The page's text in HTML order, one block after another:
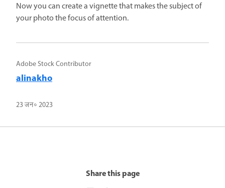
Now you can create a vignette that makes the subject of
your photo the focus of attention.
Adobe Stock Contributor
alinakho
23 जन॰ 2023
Share this page